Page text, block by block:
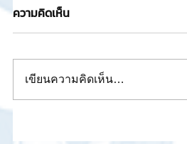
การสร้างเรื่องราวแบรนด์
ความคิดเห็น
เขียนความคิดเห็น…